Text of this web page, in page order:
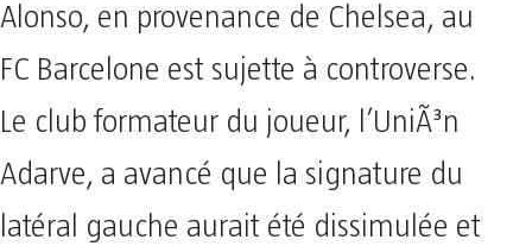
Alonso, en provenance de Chelsea, au
FC Barcelone est sujette à controverse.
Le club formateur du joueur, l’UniÃ³n
Adarve, a avancé que la signature du
latéral gauche aurait été dissimulée et